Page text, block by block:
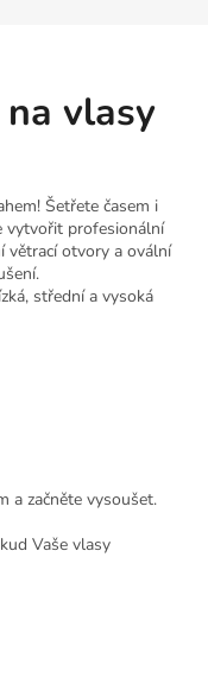
vlasy
Šetřete časem i
vytvořit profesionální
větrací otvory a ovální
střední a vysoká
a začněte vysoušet.
Vaše vlasy